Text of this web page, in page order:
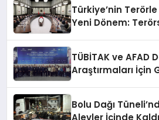
Türkiye’nin
Yeni Dönem:
TÜBİTAK ve AFAD
Araştırmaları İçin
Bolu Dağı
Alevler İçinde